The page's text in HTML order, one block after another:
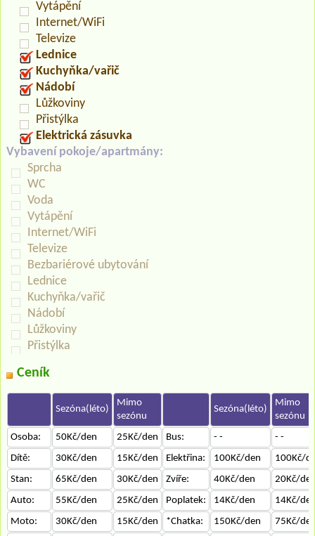
Vytápění
Internet/WiFi
Televize
Lednice
Kuchyňka/vařič
Nádobí
Lůžkoviny
Přistýlka
Elektrická zásuvka
Vybavení pokoje/apartmány:
Sprcha
WC
Voda
Vytápění
Internet/WiFi
Televize
Bezbariérové ubytování
Lednice
Kuchyňka/vařič
Nádobí
Lůžkoviny
Přistýlka
Ceník
Sezóna(léto)
Mimo
sezónu
Sezóna(léto)
Mimo
sezónu
Osoba:
50Kč/den 25Kč/den Bus: - -
- -
Dítě:
30Kč/den 15Kč/den Elektřina: 100Kč/den
100Kč/
Stan:
65Kč/den 30Kč/den Zvíře: 40Kč/den
20Kč/
Auto:
55Kč/den 25Kč/den Poplatek: 14Kč/den
14Kč/
Moto:
30Kč/den 15Kč/den *Chatka: 150Kč/den
75Kč/